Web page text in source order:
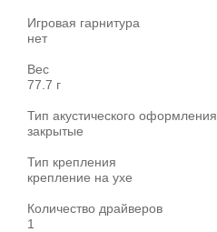
Игровая гарнитура
нет
Вес
77.7 г
Тип акустического оформления
закрытые
Тип крепления
крепление на ухе
Количество драйверов
1